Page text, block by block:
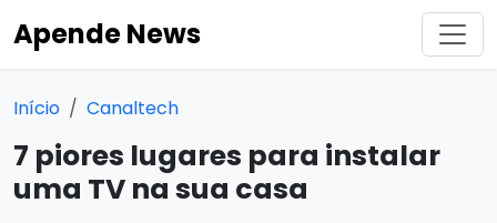
Apende News
Início Canaltech
7 piores lugares para instalar
uma TV na sua casa